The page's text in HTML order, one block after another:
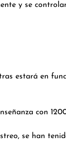
y se
estará en
con
se han